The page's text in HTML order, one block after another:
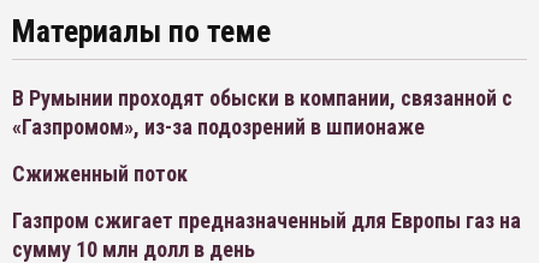
Материалы по теме
В Румынии проходят обыски в компании, связанной с
«Газпромом», из-за подозрений в шпионаже
Сжиженный поток
Газпром сжигает предназначенный для Европы газ на
сумму 10 млн долл в день